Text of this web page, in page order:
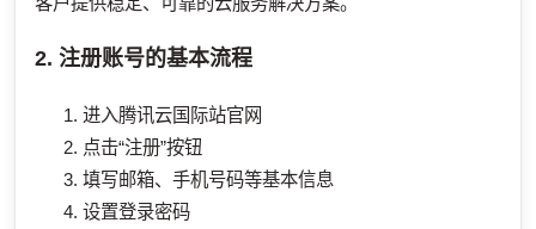
2. 注册账号的基本流程
进入腾讯云国际站官网
点击“注册”按钮
填写邮箱、手机号码等基本信息
设置登录密码